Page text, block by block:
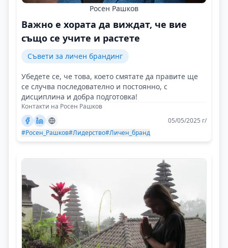
Росен Рашков
Важно е хората да виждат, че вие
също се учите и растете
Съвети за личен брандинг
Убедете се, че това, което смятате да правите ще
се случва последователно и постоянно, с
дисциплина и добра подготовка!
Контакти на Росен Рашков
05/05/2025 г/
#Росен_Рашков#Лидерство#Личен_бранд